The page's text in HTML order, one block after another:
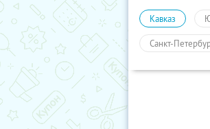
Кавказ
Санкт-